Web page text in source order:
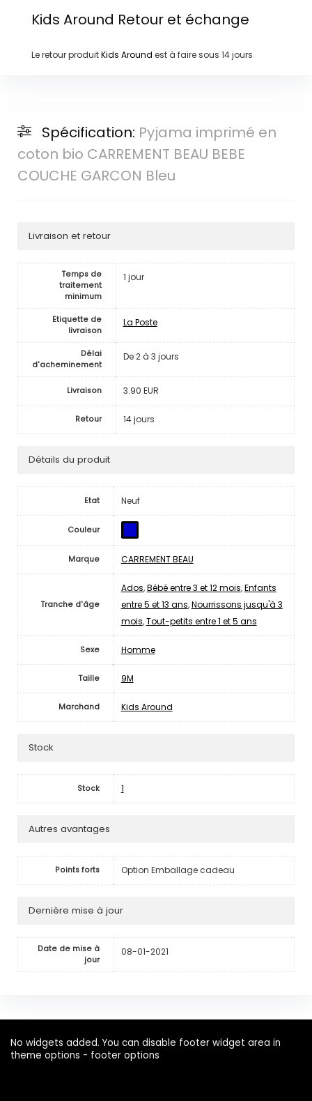
Kids Around Retour et échange
Le retour produitKids Around est à faire sous 14 jours
Spécification: Pyjama imprimé en
coton bio CARREMENT BEAU BEBE
COUCHE GARCON Bleu
Livraison et retour
Temps de
traitement
minimum
1 jour
Etiquette de
livraison
La Poste
Délai
d'acheminement
De 2 à 3 jours
Livraison 3.90 EUR
Retour 14 jours
Détails du produit
Etat Neuf
Couleur
Marque CARREMENT BEAU
Tranche d'âge
Ados,Bébé entre 3 et 12 mois,Enfants
entre 5 et 13 ans,Nourrissons jusqu'à 3
mois,Tout-petits entre 1 et 5 ans
Sexe Homme
Taille 9M
Marchand Kids Around
Stock
Stock 1
Autres avantages
Points forts Option Emballage cadeau
Dernière mise à jour
Date de mise à
jour
08-01-2021
No widgets added. You can disable footer widget area in
theme options - footer options